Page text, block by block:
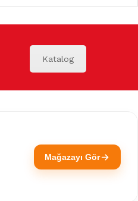
Katalog
Mağazayı Gör